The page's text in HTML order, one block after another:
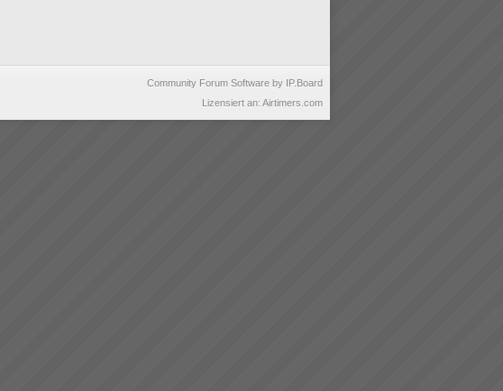
Community Forum Software by IP.Board
Lizensiert an: Airtimers.com